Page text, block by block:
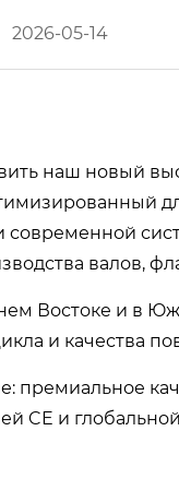
2026-05-14
наш новый
валов,
Востоке и в
и качества
премиальное
CE и